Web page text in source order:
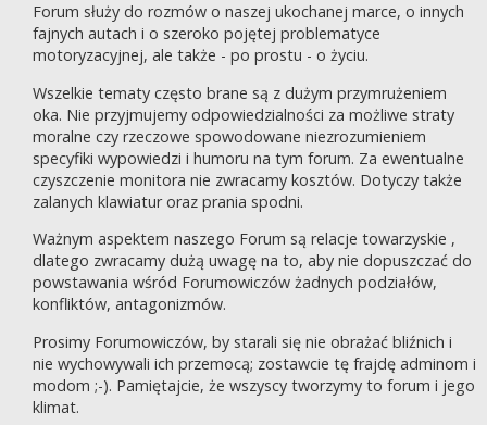
Forum służy do rozmów o naszej ukochanej marce, o innych
fajnych autach i o szeroko pojętej problematyce
motoryzacyjnej, ale także - po prostu - o życiu.
Wszelkie tematy często brane są z dużym przymrużeniem
oka. Nie przyjmujemy odpowiedzialności za możliwe straty
moralne czy rzeczowe spowodowane niezrozumieniem
specyfiki wypowiedzi i humoru na tym forum. Za ewentualne
czyszczenie monitora nie zwracamy kosztów. Dotyczy także
zalanych klawiatur oraz prania spodni.
Ważnym aspektem naszego Forum są relacje towarzyskie ,
dlatego zwracamy dużą uwagę na to, aby nie dopuszczać do
powstawania wśród Forumowiczów żadnych podziałów,
konfliktów, antagonizmów.
Prosimy Forumowiczów, by starali się nie obrażać bliźnich i
nie wychowywali ich przemocą; zostawcie tę frajdę adminom i
modom ;-). Pamiętajcie, że wszyscy tworzymy to forum i jego
klimat.